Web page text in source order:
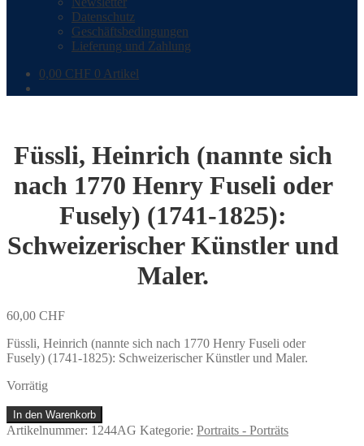
Datenschutz
Geschäftsbedingungen
Lieferung und Zahlung
0,00 CHF 0 Artikel
Füssli, Heinrich (nannte sich
nach 1770 Henry Fuseli oder
Fusely) (1741-1825):
Schweizerischer Künstler und
Maler.
60,00 CHF
Füssli, Heinrich (nannte sich nach 1770 Henry Fuseli oder
Fusely) (1741-1825): Schweizerischer Künstler und Maler.
Vorrätig
Füssli,
Heinrich
In den Warenkorb
Artikelnummer: 1244AG Kategorie: Portraits - Porträts